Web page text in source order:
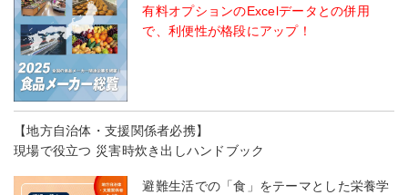
有料オプションのExcelデータとの併用
で、利便性が格段にアップ！
【地方自治体・支援関係者必携】
現場で役立つ 災害時炊き出しハンドブック
避難生活での「食」をテーマとした栄養学